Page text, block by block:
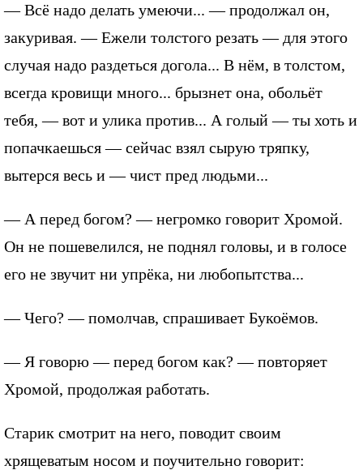
— Всё надо делать умеючи... — продолжал он,
закуривая. — Ежели толстого резать — для этого
случая надо раздеться догола... В нём, в толстом,
всегда кровищи много... брызнет она, обольёт
тебя, — вот и улика против... А голый — ты хоть и
попачкаешься — сейчас взял сырую тряпку,
вытерся весь и — чист пред людьми...
— А перед богом? — негромко говорит Хромой.
Он не пошевелился, не поднял головы, и в голосе
его не звучит ни упрёка, ни любопытства...
— Чего? — помолчав, спрашивает Букоёмов.
— Я говорю — перед богом как? — повторяет
Хромой, продолжая работать.
Старик смотрит на него, поводит своим
хрящеватым носом и поучительно говорит: